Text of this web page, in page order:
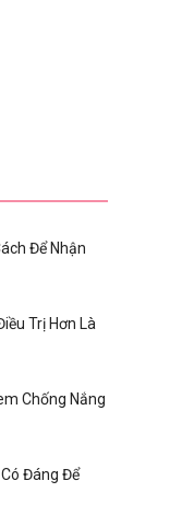
Để Nhận
Trị Hơn Là
Chống Nắng
Đáng Để